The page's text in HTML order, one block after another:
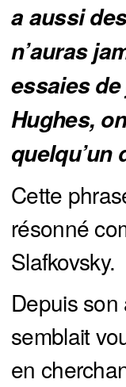
a aussi
n’auras
essaies
Hughes,
quelqu’un
Cette
résonné
Slafkovsky.
Depuis son
semblait
en